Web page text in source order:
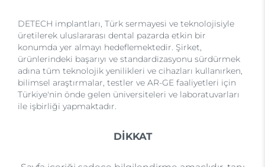
DETECH implantları, Türk sermayesi ve teknolojisiyle
üretilerek uluslararası dental pazarda etkin bir
konumda yer almayı hedeflemektedir. Şirket,
ürünlerindeki başarıyı ve standardizasyonu sürdürmek
adına tüm teknolojik yenilikleri ve cihazları kullanırken,
bilimsel araştırmalar, testler ve AR-GE faaliyetleri için
Türkiye'nin önde gelen üniversiteleri ve laboratuvarları
ile işbirliği yapmaktadır.
DİKKAT